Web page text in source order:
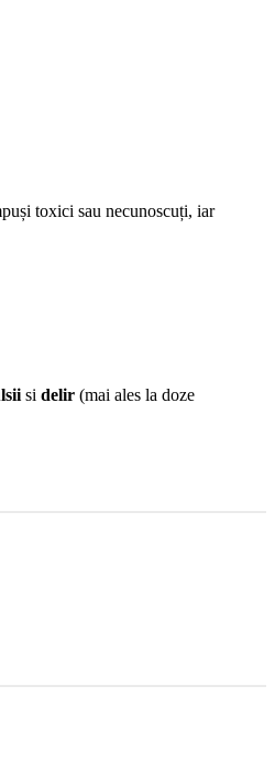
toxici sau necunoscuți, iar
si delir (mai ales la doze